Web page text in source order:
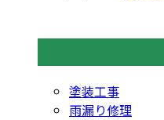
塗装工事
雨漏り修理